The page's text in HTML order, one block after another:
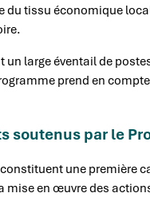
tissu économique
un large éventail de
prend en
soutenus par le
une première
mise en œuvre des